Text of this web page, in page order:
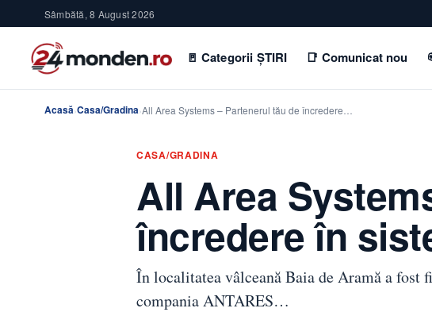
Sâmbătă, 8 August 2026
🚪 Categorii ȘTIRI 📑 Comunicat nou
Acasă›Casa/Gradina›All Area Systems – Partenerul tău de încredere…
CASA/GRADINA
All Area
încredere în
În localitatea vâlceană Baia de Aramă a fost
compania ANTARES…